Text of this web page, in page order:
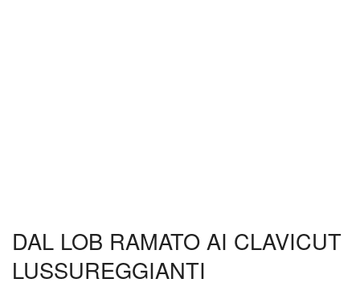
DAL LOB RAMATO AI CLAVICUT
LUSSUREGGIANTI